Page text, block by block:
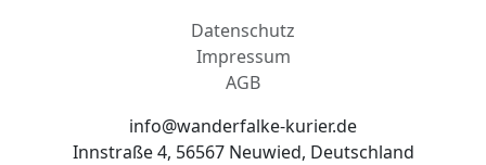
Datenschutz
Impressum
AGB
info@wanderfalke-kurier.de
Innstraße 4, 56567 Neuwied, Deutschland